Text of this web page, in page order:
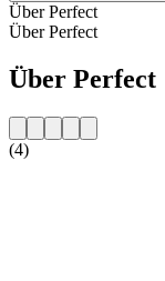
Über Perfect
Über Perfect
Über Perfect
(4)